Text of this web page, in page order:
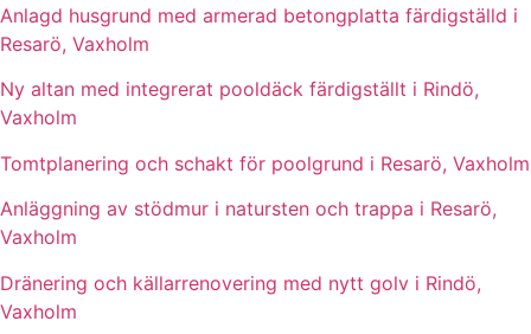
Anlagd husgrund med armerad betongplatta färdigställd i
Resarö, Vaxholm
Ny altan med integrerat pooldäck färdigställt i Rindö,
Vaxholm
Tomtplanering och schakt för poolgrund i Resarö, Vaxholm
Anläggning av stödmur i natursten och trappa i Resarö,
Vaxholm
Dränering och källarrenovering med nytt golv i Rindö,
Vaxholm